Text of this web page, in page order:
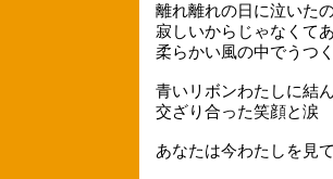
離れ離れの日に泣いた
寂しいからじゃなくて
柔らかい風の中でうつ
青いリボンわたしに結
交ざり合った笑顔と涙
あなたは今わたしを見